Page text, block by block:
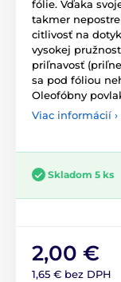
fólie. Vďaka
takmer
citlivosť na
vysokej
priľnavosť
sa pod fóliou
Oleofóbny
Viac informácií ›
Skladom 5 ks
2,00 €
1,65 € bez DPH